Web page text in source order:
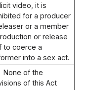
video, it is
for a producer
or a member
or release
to coerce a
into a sex act.
None of the
of this Act